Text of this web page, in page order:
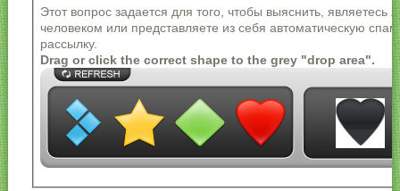
Адреса страниц и электронной почты
автоматически преобразуются в ссылки.
Разрешённые HTML-теги: <a> <em> <strong> <cite>
<blockquote> <code> <ul> <ol> <li> <dl> <dt> <dd>
Строки и параграфы переносятся автоматически.
Этот вопрос задается для того, чтобы выяснить, являетесь
человеком или представляете из себя автоматическую
рассылку.
Drag or click the correct shape to the grey "drop area".